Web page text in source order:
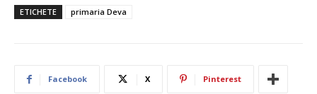
ETICHETE primaria Deva
Facebook X Pinterest